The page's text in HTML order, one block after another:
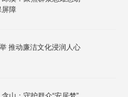
屏障
推动廉洁文化浸润人心